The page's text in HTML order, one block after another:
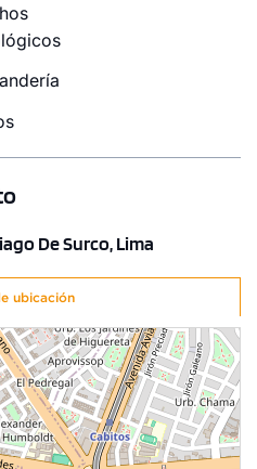
De Surco, Lima
ubicación